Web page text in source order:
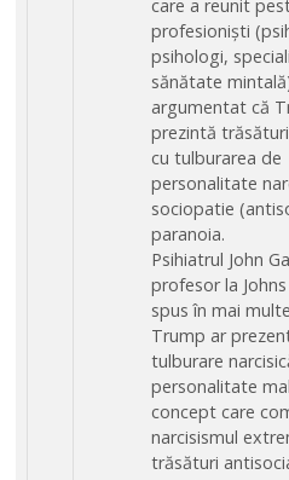
care a reunit
profesioniști
psihologi,
sănătate
argumentat că
prezintă
cu tulburarea de
personalitate
sociopatie
paranoia.
Psihiatrul John
profesor la
spus în mai
Trump ar
tulburare
personalitate
concept care
narcisismul
trăsături